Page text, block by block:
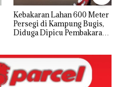
Kebakaran Lahan 600 Meter
Persegi di Kampung Bugis,
Diduga Dipicu Pembakaran